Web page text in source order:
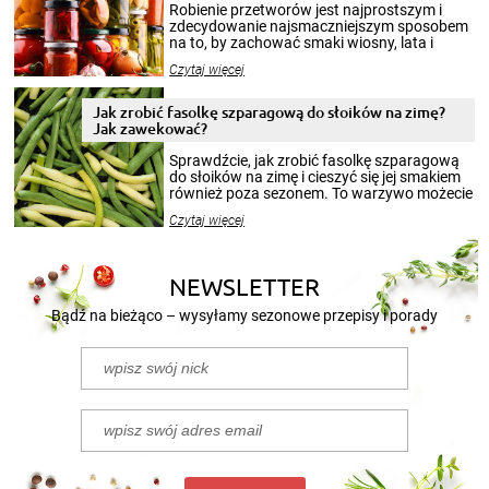
Robienie przetworów jest najprostszym i
zdecydowanie najsmaczniejszym sposobem
na to, by zachować smaki wiosny, lata i
krajobrazów, by cieszyć nimi oko w sezonie
pełni poczuć atmosferę cieplejszych
miesięcy. Przygotowanie słoików ze
patenty, które pozwolą zachować świeżość
przetworów.
Czytaj więcej
Jak zrobić fasolkę szparagową do słoików na zimę?
Jak zawekować?
Sprawdźcie, jak zrobić fasolkę szparagową
do słoików na zimę i cieszyć się jej smakiem
również poza sezonem. To warzywo możecie
nasze propozycje!
Czytaj więcej
NEWSLETTER
Bądź na bieżąco – wysyłamy sezonowe przepisy i porady